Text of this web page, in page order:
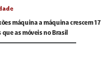
máquina a máquina crescem 17
que as móveis no Brasil